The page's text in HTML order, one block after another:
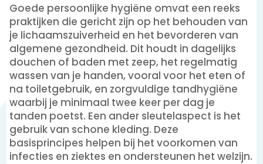
Goede persoonlijke hygiëne omvat een reeks
praktijken die gericht zijn op het behouden van
je lichaamszuiverheid en het bevorderen van
algemene gezondheid. Dit houdt in dagelijks
douchen of baden met zeep, het regelmatig
wassen van je handen, vooral voor het eten of
na toiletgebruik, en zorgvuldige tandhygiëne
waarbij je minimaal twee keer per dag je
tanden poetst. Een ander sleutelaspect is het
gebruik van schone kleding. Deze
basisprincipes helpen bij het voorkomen van
infecties en ziektes en ondersteunen het welzijn.